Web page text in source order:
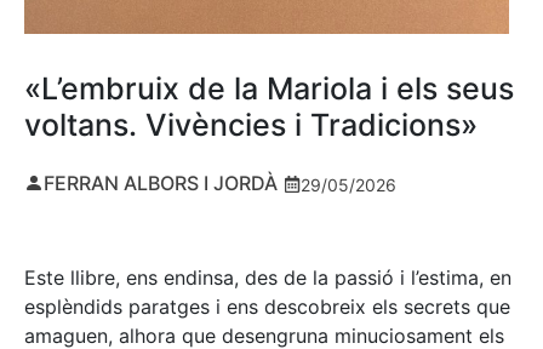
«L’embruix de la Mariola i els seus
voltans. Vivències i Tradicions»
FERRAN ALBORS I JORDÀ 29/05/2026
Este llibre, ens endinsa, des de la passió i l’estima, en
esplèndids paratges i ens descobreix els secrets que
amaguen, alhora que desengruna minuciosament els